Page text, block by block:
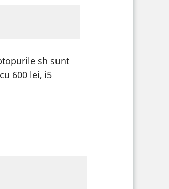
sh sunt
600 lei, i5